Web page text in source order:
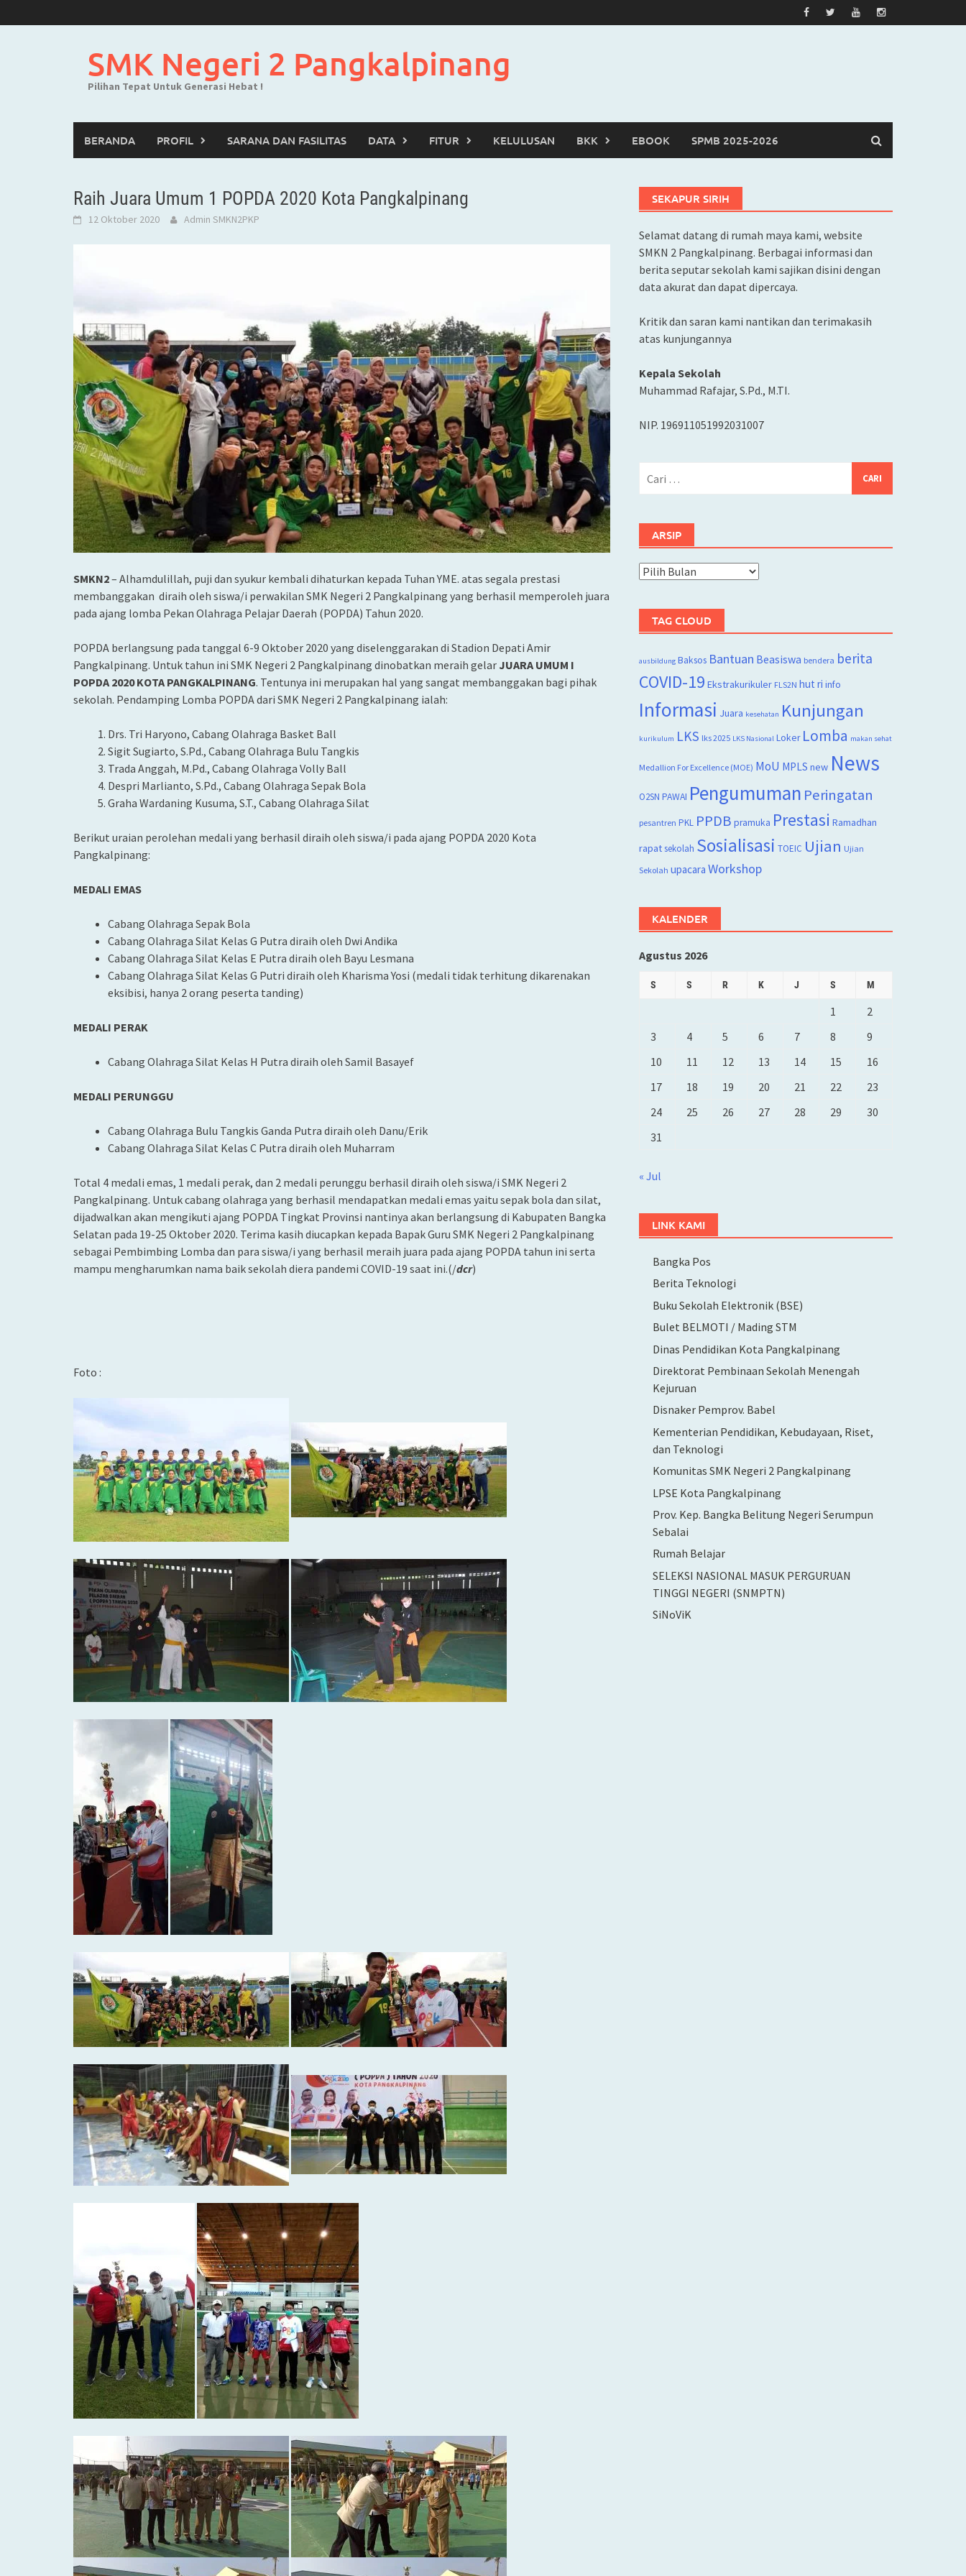
to
SMK Negeri 2 Pangkalpinang
Pilihan Tepat Untuk Generasi Hebat !
BERANDA PROFIL SARANA DAN FASILITAS DATA FITUR KELULUSAN BKK EBOOK SPMB 2025-2026
Raih Juara Umum 1 POPDA 2020 Kota Pangkalpinang
12 Oktober 2020 Admin SMKN2PKP
SMKN2– Alhamdulillah, puji dan syukur kembali dihaturkan kepada Tuhan YME. atas segala prestasi
membanggakan diraih oleh siswa/i perwakilan SMK Negeri 2 Pangkalpinang yang berhasil memperoleh juara
pada ajang lomba Pekan Olahraga Pelajar Daerah (POPDA) Tahun 2020.
POPDA berlangsung pada tanggal 6-9 Oktober 2020 yang diselenggarakan di Stadion Depati Amir
Pangkalpinang. Untuk tahun ini SMK Negeri 2 Pangkalpinang dinobatkan meraih gelar JUARA UMUM I
POPDA 2020 KOTA PANGKALPINANG. Tentunya ini merupakan hal yang sangat membanggakan bagi pihak
sekolah. Pendamping Lomba POPDA dari SMK Negeri 2 Pangkalpinang ialah:
Drs. Tri Haryono, Cabang Olahraga Basket Ball
Sigit Sugiarto, S.Pd., Cabang Olahraga Bulu Tangkis
Trada Anggah, M.Pd., Cabang Olahraga Volly Ball
Despri Marlianto, S.Pd., Cabang Olahraga Sepak Bola
Graha Wardaning Kusuma, S.T., Cabang Olahraga Silat
Berikut uraian perolehan medali yang berhasil diraih oleh siswa/i pada ajang POPDA 2020 Kota
Pangkalpinang:
MEDALI EMAS
Cabang Olahraga Sepak Bola
Cabang Olahraga Silat Kelas G Putra diraih oleh Dwi Andika
Cabang Olahraga Silat Kelas E Putra diraih oleh Bayu Lesmana
Cabang Olahraga Silat Kelas G Putri diraih oleh Kharisma Yosi (medali tidak terhitung dikarenakan
eksibisi, hanya 2 orang peserta tanding)
MEDALI PERAK
Cabang Olahraga Silat Kelas H Putra diraih oleh Samil Basayef
MEDALI PERUNGGU
Cabang Olahraga Bulu Tangkis Ganda Putra diraih oleh Danu/Erik
Cabang Olahraga Silat Kelas C Putra diraih oleh Muharram
Total 4 medali emas, 1 medali perak, dan 2 medali perunggu berhasil diraih oleh siswa/i SMK Negeri 2
Pangkalpinang. Untuk cabang olahraga yang berhasil mendapatkan medali emas yaitu sepak bola dan silat,
dijadwalkan akan mengikuti ajang POPDA Tingkat Provinsi nantinya akan berlangsung di Kabupaten Bangka
Selatan pada 19-25 Oktober 2020. Terima kasih diucapkan kepada Bapak Guru SMK Negeri 2 Pangkalpinang
sebagai Pembimbing Lomba dan para siswa/i yang berhasil meraih juara pada ajang POPDA tahun ini serta
mampu mengharumkan nama baik sekolah diera pandemi COVID-19 saat ini.(/dcr)
Foto :
SEKAPUR SIRIH
Selamat datang di rumah maya kami, website
SMKN 2 Pangkalpinang. Berbagai informasi dan
berita seputar sekolah kami sajikan disini dengan
data akurat dan dapat dipercaya.
Kritik dan saran kami nantikan dan terimakasih
atas kunjungannya
Kepala Sekolah
Muhammad Rafajar, S.Pd., M.TI.
NIP. 196911051992031007
ARSIP
Arsip
TAG CLOUD
ausbildung Baksos Bantuan Beasiswa bendera berita
COVID-19 Ekstrakurikuler FLS2N hut ri info
Informasi Juara kesehatan Kunjungan
kurikulum LKS lks 2025 LKS Nasional Loker Lomba makan sehat
Medallion For Excellence (MOE) MoU MPLS new News
O2SN PAWAI Pengumuman Peringatan
pesantren PKL PPDB pramuka Prestasi Ramadhan
rapatsekolah Sosialisasi TOEIC Ujian Ujian
Sekolah upacara Workshop
KALENDER
Agustus 2026
S S R K J S M
1
2
3
4 5 6 7 8
9
10
11 12 13 14 15
16
17
18 19 20 21 22
23
24
25 26 27 28 29
30
31
« Jul
LINK KAMI
Bangka Pos
Berita Teknologi
Buku Sekolah Elektronik (BSE)
Bulet BELMOTI / Mading STM
Dinas Pendidikan Kota Pangkalpinang
Direktorat Pembinaan Sekolah Menengah
Kejuruan
Disnaker Pemprov. Babel
Kementerian Pendidikan, Kebudayaan, Riset,
dan Teknologi
Komunitas SMK Negeri 2 Pangkalpinang
LPSE Kota Pangkalpinang
Prov. Kep. Bangka Belitung Negeri Serumpun
Sebalai
Rumah Belajar
SELEKSI NASIONAL MASUK PERGURUAN
TINGGI NEGERI (SNMPTN)
SiNoViK